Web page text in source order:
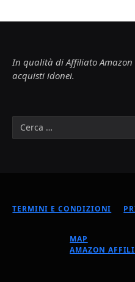
In qualità di Affiliato
acquisti idonei.
TERMINI E CONDIZIONI
MAP
AMAZON